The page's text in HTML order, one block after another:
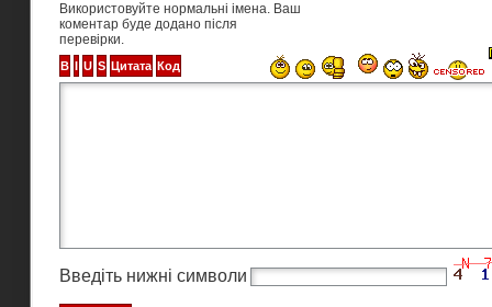
Використовуйте нормальні імена. Ваш
коментар буде додано після
перевірки.
Введіть нижні символи